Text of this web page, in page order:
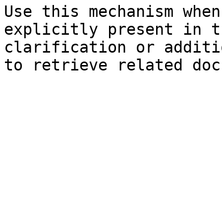
Use this mechanism
explicitly present in
clarification or